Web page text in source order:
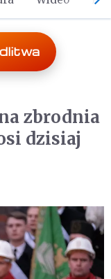
zbrodnia
dzisiaj